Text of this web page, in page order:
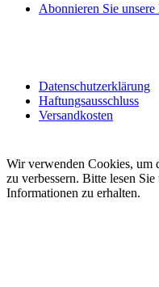
Abonnieren Sie
Datenschutzerklärung
Haftungsausschluss
Versandkosten
Wir verwenden Cookies, um
zu verbessern. Bitte lesen Sie
Informationen zu erhalten.